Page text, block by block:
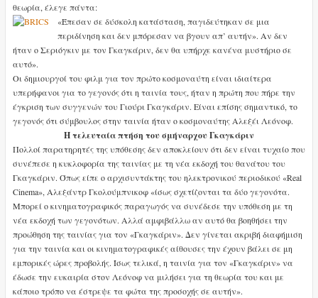
θεωρία, έλεγε πάντα:
«Έπεσαν σε δύσκολη κατάσταση, παγιδεύτηκαν σε μια
περιδίνηση και δεν μπόρεσαν να βγουν απ’ αυτήν». Αν δεν
ήταν ο Σεριόγκιν με τον Γκαγκάριν, δεν θα υπήρχε κανένα μυστήριο σε
αυτό».
Οι δημιουργοί του φιλμ για τον πρώτο κοσμοναύτη είναι ιδιαίτερα
υπερήφανοι για το γεγονός ότι η ταινία τους, ήταν η πρώτη που πήρε την
έγκριση των συγγενών του Γιούρι Γκαγκάριν. Είναι επίσης σημαντικό, το
γεγονός ότι σύμβουλος στην ταινία ήταν ο κοσμοναύτης Αλεξέι Λεόνοφ.
Η τελευταία πτήση του σμήναρχου Γκαγκάριν
Πολλοί παρατηρητές της υπόθεσης δεν αποκλείουν ότι δεν είναι τυχαίο που
συνέπεσε η κυκλοφορία της ταινίας με τη νέα εκδοχή του θανάτου του
Γκαγκάριν. Όπως είπε ο αρχισυντάκτης του ηλεκτρονικού περιοδικού «Real
Cinema», Αλεξάντρ Γκολούμπνικοφ «ίσως σχετίζονται τα δύο γεγονότα.
Μπορεί ο κινηματογραφικός παραγωγός να συνέδεσε την υπόθεση με τη
νέα εκδοχή των γεγονότων. Αλλά αμφιβάλλω αν αυτό θα βοηθήσει την
προώθηση της ταινίας για τον «Γκαγκάριν». Δεν γίνεται ακριβή διαφήμιση
για την ταινία και οι κινηματογραφικές αίθουσες την έχουν βάλει σε μη
εμπορικές ώρες προβολής. Ίσως τελικά, η ταινία για τον «Γκαγκάριν» να
έδωσε την ευκαιρία στον Λεόνοφ να μιλήσει για τη θεωρία του και με
κάποιο τρόπο να έστρεψε τα φώτα της προσοχής σε αυτήν».